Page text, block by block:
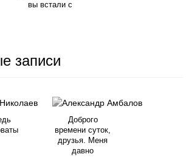
вы встали с
записи
Доброго
времени суток,
друзья. Меня
давно